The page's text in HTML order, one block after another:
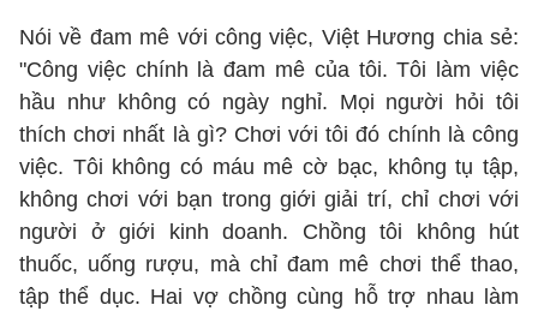
Nói về đam mê với công việc, Việt Hương chia sẻ:
"Công việc chính là đam mê của tôi. Tôi làm việc
hầu như không có ngày nghỉ. Mọi người hỏi tôi
thích chơi nhất là gì? Chơi với tôi đó chính là công
việc. Tôi không có máu mê cờ bạc, không tụ tập,
không chơi với bạn trong giới giải trí, chỉ chơi với
người ở giới kinh doanh. Chồng tôi không hút
thuốc, uống rượu, mà chỉ đam mê chơi thể thao,
tập thể dục. Hai vợ chồng cùng hỗ trợ nhau làm